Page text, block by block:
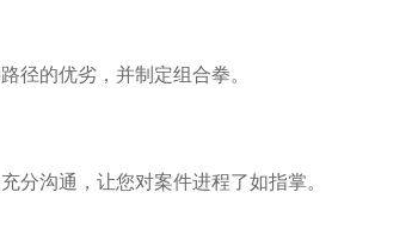
径的优劣，并制定组合拳。
分沟通，让您对案件进程了如指掌。